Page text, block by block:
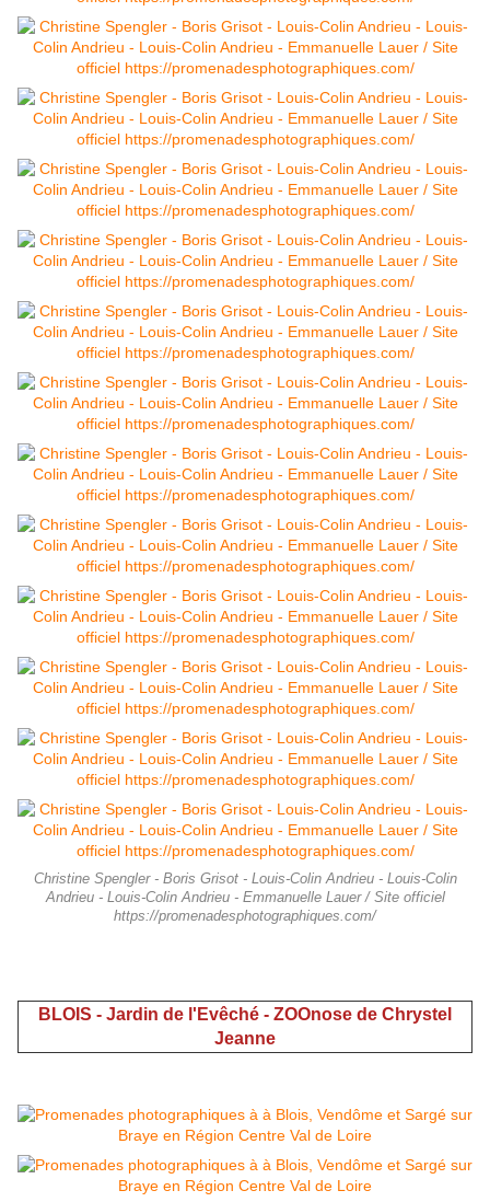
Christine Spengler - Boris Grisot - Louis-Colin Andrieu - Louis-Colin
Andrieu - Louis-Colin Andrieu - Emmanuelle Lauer / Site officiel
https://promenadesphotographiques.com/
BLOIS - Jardin de l'Evêché - ZOOnose de Chrystel
Jeanne